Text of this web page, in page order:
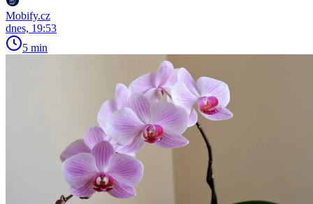
Mobify.cz
dnes, 19:53
5 min